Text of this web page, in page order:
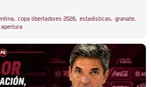
, copa libertadores 2026, estadísticas, granate,
apertura